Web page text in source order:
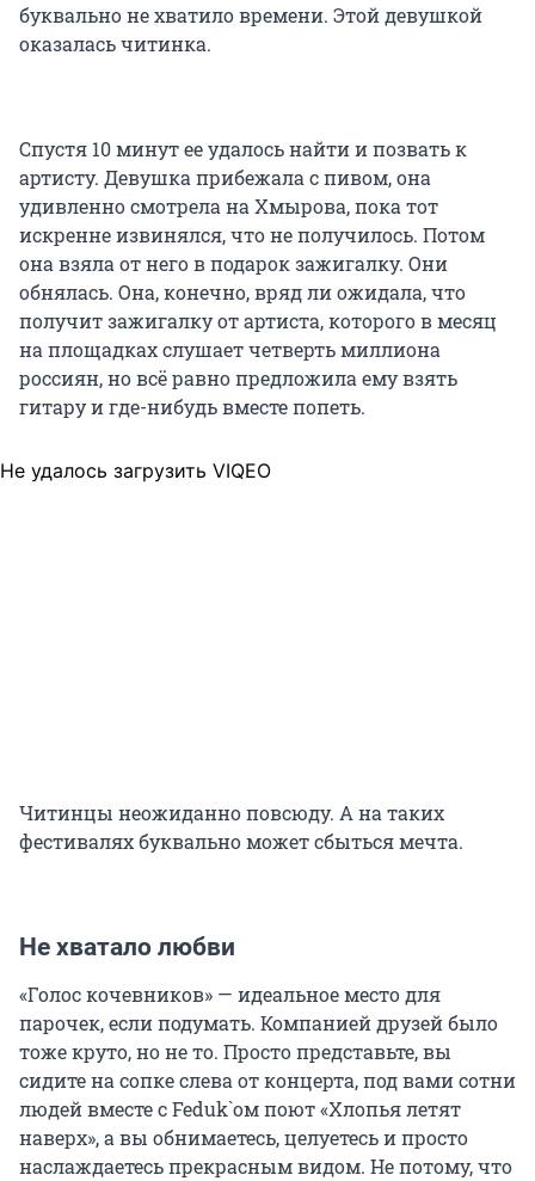
буквально не хватило времени. Этой девушкой
оказалась читинка.
Спустя 10 минут ее удалось найти и позвать к
артисту. Девушка прибежала с пивом, она
удивленно смотрела на Хмырова, пока тот
искренне извинялся, что не получилось. Потом
она взяла от него в подарок зажигалку. Они
обнялась. Она, конечно, вряд ли ожидала, что
получит зажигалку от артиста, которого в месяц
на площадках слушает четверть миллиона
россиян, но всё равно предложила ему взять
гитару и где-нибудь вместе попеть.
Не удалось загрузить VIQEO
Читинцы неожиданно повсюду. А на таких
фестивалях буквально может сбыться мечта.
Не хватало любви
«Голос кочевников» — идеальное место для
парочек, если подумать. Компанией друзей было
тоже круто, но не то. Просто представьте, вы
сидите на сопке слева от концерта, под вами сотни
людей вместе с Feduk`ом поют «Хлопья летят
наверх», а вы обнимаетесь, целуетесь и просто
наслаждаетесь прекрасным видом. Не потому, что